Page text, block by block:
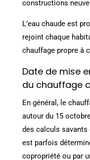
constructions
L’eau chaude est
rejoint chaque
chauffage propre à
Date de mise
du chauffage
En général, le
autour du 15
des calculs
est parfois
copropriété ou par